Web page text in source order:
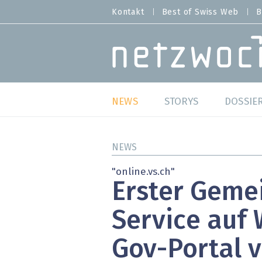
zum
MENU
Kontakt Best of Swiss Web
MAIN NAVIGATION
NEWS
Studien
Meinungen
Hands-on
STORYS
Best
SAP
NEWS
"online.vs.ch"
Erster
Service auf
Gov-Portal